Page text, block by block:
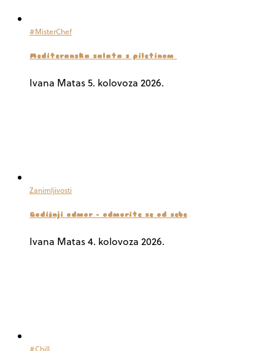
#MisterChef
Mediteranska salata s piletinom
Ivana Matas5. kolovoza 2026.
Zanimljivosti
Godišnji odmor – odmorite se od sebe
Ivana Matas4. kolovoza 2026.
#Chill